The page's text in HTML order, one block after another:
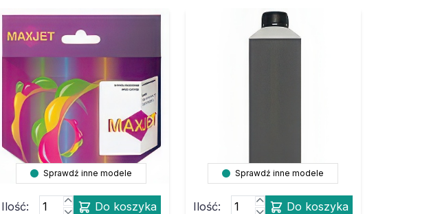
Sprawdź inne modele
Ilość: Do koszyka
Sprawdź inne modele
Ilość: Do koszyka